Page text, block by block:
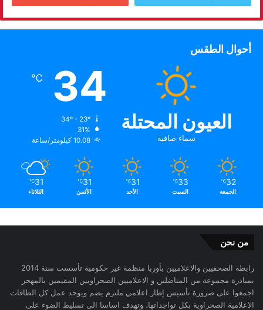
أحوال الطقس
العيون المحتلة
سماء صافية
34
℃
31%
10.08 كيلومتر/ساعة
32
℃
الجمعة
33
℃
السبت
31
℃
الأحد
31
℃
الأثنين
31
℃
الثلاثاء
من نحن
رابطة الصحفيين والاعلاميين بأوربا منظمة غير حكومية تأسست سنة 2014
بمبادرة مجموعة من المناضلين و الاعلاميين الصحراويين المقيمين بالمهجر
اجمعوا على ضرورة تأسيس إطار اعلامي ملتزم يضم ويوحد عمل كل الطاقات
الاعلامية الصحراوية بكل تواجداتها، وتهدف اساسا الى تسليط الضوء على